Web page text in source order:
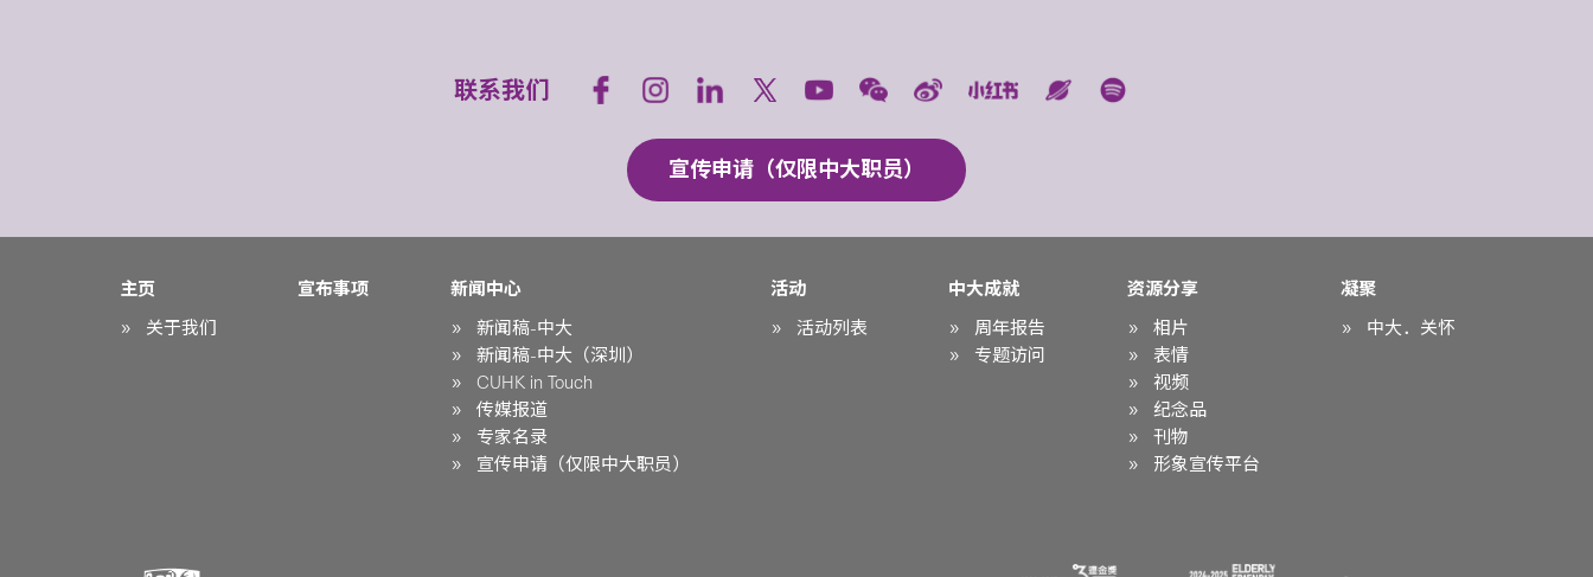
联系我们
宣传申请（仅限中大职员）
主页
关于我们
宣布事项
新闻中心
新闻稿-中大
新闻稿-中大（深圳）
CUHK in Touch
传媒报道
专家名录
宣传申请（仅限中大职员）
活动
活动列表
中大成就
周年报告
专题访问
资源分享
相片
表情
视频
纪念品
刊物
形象宣传平台
凝聚
中大．关怀